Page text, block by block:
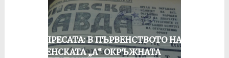
ОТ ПРЕСАТА: В ПЪРВЕНСТВОТО НА
РУСЕНСКАТА „А“ ОКРЪЖНАТА